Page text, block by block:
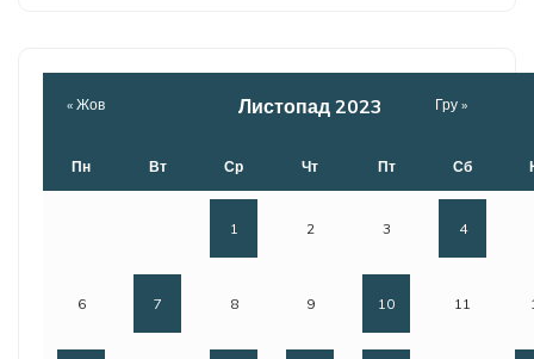
Листопад 2023
Пн Вт Ср Чт Пт Сб
1 2 3 4
6 7 8 9 10 11
« Жов Гру »